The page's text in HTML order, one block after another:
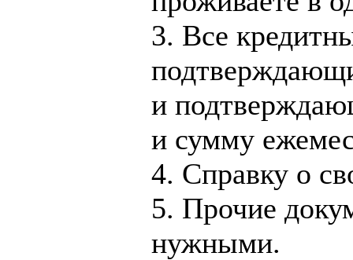
3. Все
и
и сумму
4. Справку о
5. Прочие
нужными.